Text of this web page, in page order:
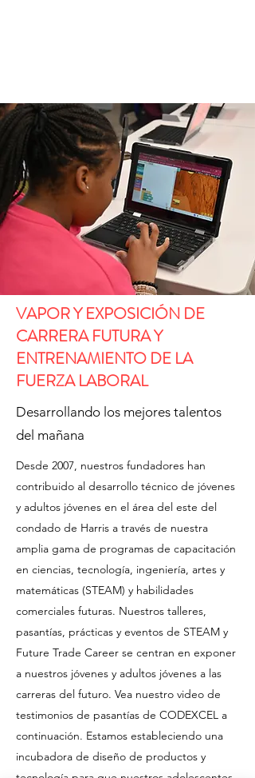
VAPOR Y EXPOSICIÓN DE
CARRERA FUTURA Y
ENTRENAMIENTO DE LA
FUERZA LABORAL
Desarrollando los mejores talentos
del mañana
Desde 2007, nuestros fundadores han
contribuido al desarrollo técnico de jóvenes
y adultos jóvenes en el área del este del
condado de Harris a través de nuestra
amplia gama de programas de capacitación
en ciencias, tecnología, ingeniería, artes y
matemáticas (STEAM) y habilidades
comerciales futuras. Nuestros talleres,
pasantías, prácticas y eventos de STEAM y
Future Trade Career se centran en exponer
a nuestros jóvenes y adultos jóvenes a las
carreras del futuro. Vea nuestro video de
testimonios de pasantías de CODEXCEL a
continuación. Estamos estableciendo una
incubadora de diseño de productos y